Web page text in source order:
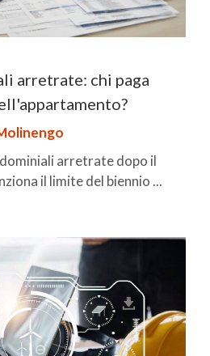
arretrate: chi paga
arretrate dopo il
il limite del biennio ...